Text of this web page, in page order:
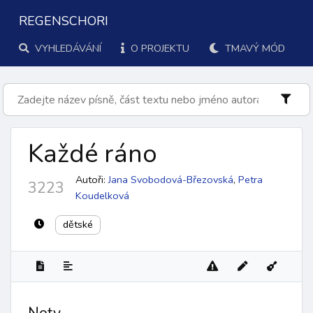
REGENSCHORI
VYHLEDÁVÁNÍ O PROJEKTU TMAVÝ MÓD
Každé ráno
3223 Autoři: Jana Svobodová-Březovská, Petra
Koudelková
dětské